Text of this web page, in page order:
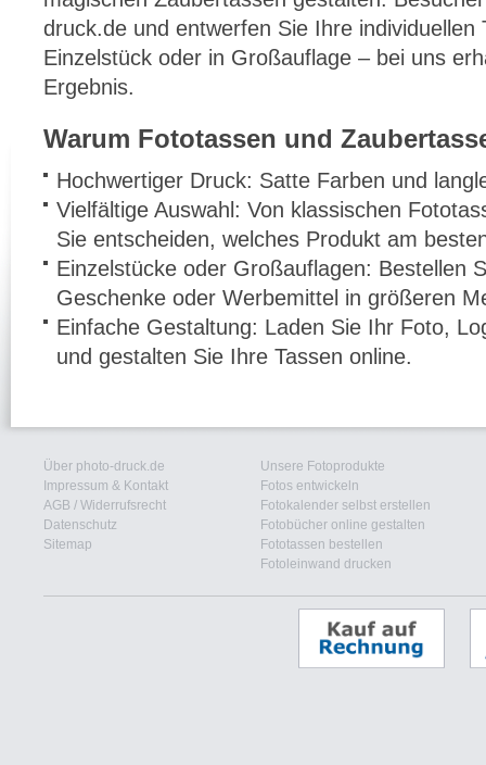
druck.de und entwerfen Sie Ihre individuellen
Einzelstück oder in Großauflage – bei uns
Ergebnis.
Warum Fototassen und
Hochwertiger Druck: Satte Farben und
Vielfältige Auswahl: Von klassischen
Sie entscheiden, welches Produkt am
Einzelstücke oder Großauflagen: Bestellen
Geschenke oder Werbemittel in größeren
Einfache Gestaltung: Laden Sie Ihr Foto,
und gestalten Sie Ihre Tassen online.
Über photo-druck.de
Impressum & Kontakt
AGB / Widerrufsrecht
Datenschutz
Sitemap
Unsere Fotoprodukte
Fotos entwickeln
Fotokalender selbst erstellen
Fotobücher online gestalten
Fototassen bestellen
Fotoleinwand drucken